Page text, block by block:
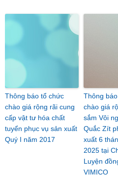
Thông báo tổ chức
chào giá rộng rãi cung
cấp vật tư hóa chất
tuyển phục vụ sản xuất
Quý I năm 2017
Thông
chào giá
sắm Vôi
Quắc Zít
xuất 6
2025 tại
Luyện
VIMICO